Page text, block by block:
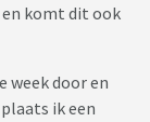
en komt dit ook
week door en
ik een